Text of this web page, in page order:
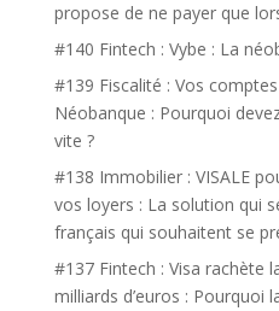
propose de ne payer que
#140 Fintech : Vybe : La
#139 Fiscalité : Vos
Néobanque : Pourquoi
vite ?
#138 Immobilier : VISALE
vos loyers : La solution qui
français qui souhaitent se
#137 Fintech : Visa rachète
milliards d’euros : Pourquoi